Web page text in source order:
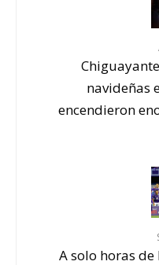
navideñas
encendieron
A solo horas